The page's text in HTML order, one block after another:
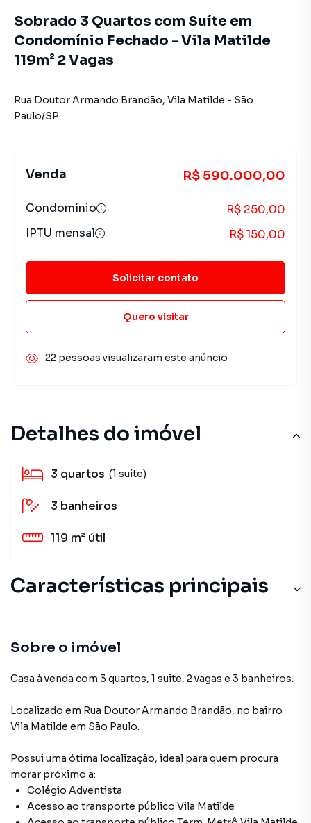
Detalhes do imóvel
3 quartos (1 suíte)
3 banheiros
119 m² útil
Características principais
Sobre o imóvel
Casa à venda com 3 quartos, 1 suite, 2 vagas e 3 banheiros.
Localizado em Rua Doutor Armando Brandão, no bairro
Vila Matilde em São Paulo.
Possui uma ótima localização, ideal para quem procura
morar próximo a:
Colégio Adventista
Acesso ao transporte público Vila Matilde
Sobrado 3 Quartos com Suíte em
Condomínio Fechado - Vila Matilde
119m² 2 Vagas
Rua Doutor Armando Brandão, Vila Matilde - São
Paulo/SP
Venda R$ 590.000,00
Condomínio
R$ 250,00
IPTU mensal
R$ 150,00
Solicitar contato
Quero visitar
22 pessoas visualizaram este anúncio